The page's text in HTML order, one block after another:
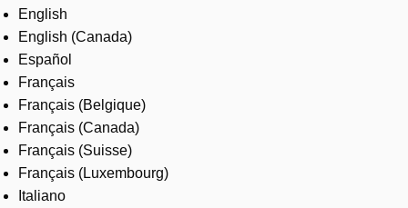
Careers
English
English (Canada)
Español
Français
Français (Belgique)
Français (Canada)
Français (Suisse)
Français (Luxembourg)
Italiano